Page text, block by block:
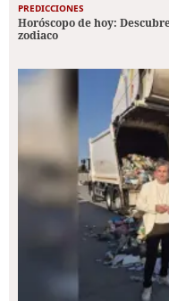
PREDICCIONES
Horóscopo de hoy:
zodiaco